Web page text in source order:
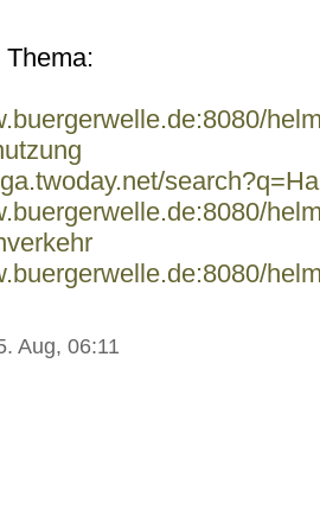
Aug, 06:11